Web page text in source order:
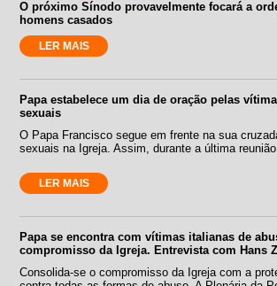
O próximo Sínodo provavelmente focará a
homens casados
LER MAIS
Papa estabelece um dia de oração pelas
sexuais
O Papa Francisco segue em frente na sua
sexuais na Igreja. Assim, durante a última
LER MAIS
Papa se encontra com vítimas italianas de
compromisso da Igreja. Entrevista com Hans
Consolida-se o compromisso da Igreja com a